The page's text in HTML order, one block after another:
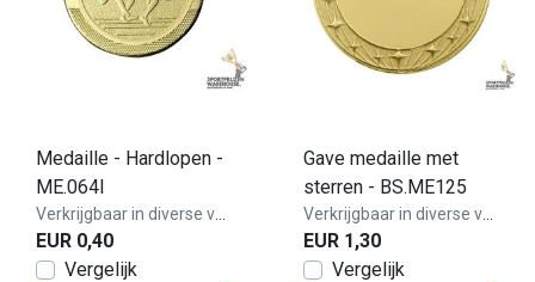
Medaille - Hardlopen -
ME.064I
EUR 0,40
Vergelijk
Gave medaille met
sterren - BS.ME125
EUR 1,30
Vergelijk